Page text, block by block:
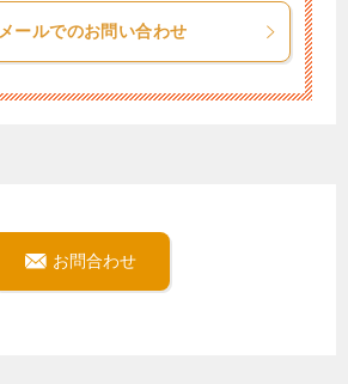
メールでのお問い合わせ
お問合わせ